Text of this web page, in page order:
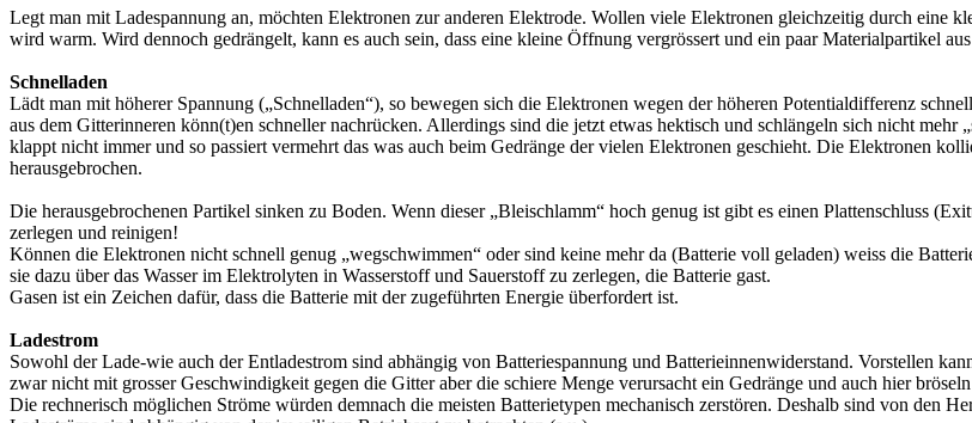
Legt man mit Ladespannung an, möchten Elektronen zur anderen Elektrode. Wollen viele Elektronen gleichzeitig durch eine
wird warm. Wird dennoch gedrängelt, kann es auch sein, dass eine kleine Öffnung vergrössert und ein paar Materialpartikel
Schnelladen
Lädt man mit höherer Spannung („Schnelladen“), so bewegen sich die Elektronen wegen der höheren Potentialdifferenz
aus dem Gitterinneren könn(t)en schneller nachrücken. Allerdings sind die jetzt etwas hektisch und schlängeln sich nicht mehr
klappt nicht immer und so passiert vermehrt das was auch beim Gedränge der vielen Elektronen geschieht. Die Elektronen
herausgebrochen.
Die herausgebrochenen Partikel sinken zu Boden. Wenn dieser „Bleischlamm“ hoch genug ist gibt es einen Plattenschluss
zerlegen und reinigen!
Können die Elektronen nicht schnell genug „wegschwimmen“ oder sind keine mehr da (Batterie voll geladen) weiss die
sie dazu über das Wasser im Elektrolyten in Wasserstoff und Sauerstoff zu zerlegen, die Batterie gast.
Gasen ist ein Zeichen dafür, dass die Batterie mit der zugeführten Energie überfordert ist.
Ladestrom
Sowohl der Lade-wie auch der Entladestrom sind abhängig von Batteriespannung und Batterieinnenwiderstand. Vorstellen
zwar nicht mit grosser Geschwindigkeit gegen die Gitter aber die schiere Menge verursacht ein Gedränge und auch hier
Die rechnerisch möglichen Ströme würden demnach die meisten Batterietypen mechanisch zerstören. Deshalb sind von den